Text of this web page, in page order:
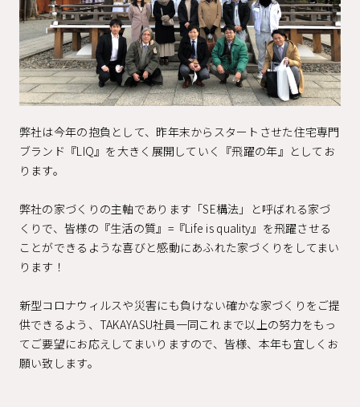
弊社は今年の抱負として、昨年末からスタートさせた住宅専門
ブランド『LIQ』を大きく展開していく『飛躍の年』としてお
ります。
弊社の家づくりの主軸であります「SE構法」と呼ばれる家づ
くりで、皆様の『生活の質』=『Life is quality』を飛躍させる
ことができるような喜びと感動にあふれた家づくりをしてまい
ります！
新型コロナウィルスや災害にも負けない確かな家づくりをご提
供できるよう、TAKAYASU社員一同これまで以上の努力をもっ
てご要望にお応えしてまいりますので、皆様、本年も宜しくお
願い致します。